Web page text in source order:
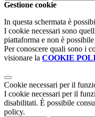
Gestione cookie
In questa schermata è
I cookie necessari sono
piattaforma e non è
Per conoscere quali sono i
visionare la COOKIE
Cookie necessari per il
I cookie necessari per il
disabilitati. È possibile
policy.